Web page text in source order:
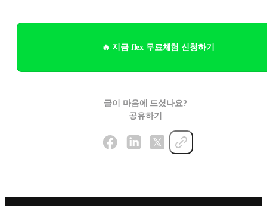
🔥 지금 flex 무료체험 신청하기
글이 마음에 드셨나요?
공유하기